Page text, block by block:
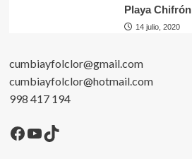
Playa Chifrón
14 julio, 2020
cumbiayfolclor@gmail.com
cumbiayfolclor@hotmail.com
998 417 194
Facebook
YouTube
TikTok